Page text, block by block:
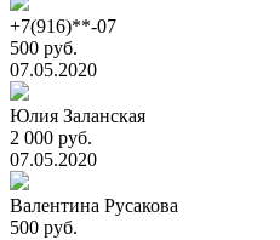
+7(916)**-07
500 руб.
07.05.2020
Юлия Заланская
2 000 руб.
07.05.2020
Валентина Русакова
500 руб.